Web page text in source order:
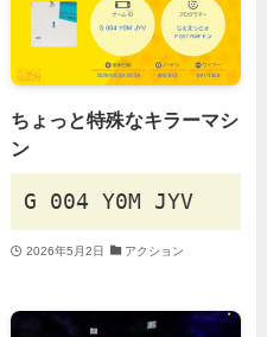
ちょっと特殊なキラーマシ
ン
G 004 Y0M JYV
2026年5月2日 アクション